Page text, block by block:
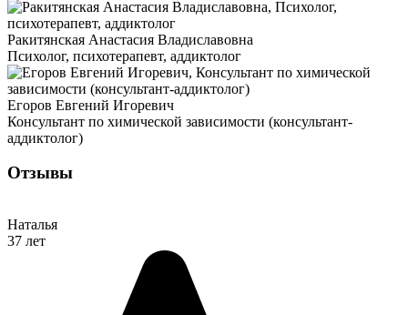
Ракитянская Анастасия Владиславовна
Психолог, психотерапевт, аддиктолог
Егоров Евгений Игоревич
Консультант по химической зависимости (консультант-
аддиктолог)
Отзывы
Наталья
37 лет